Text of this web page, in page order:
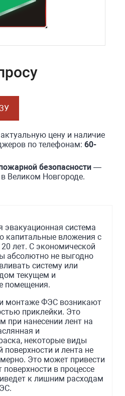
цену и наличие
по телефонам: 60-
безопасности —
Великом Новгороде.
система
капитальные вложения с
лет. С экономической
абсолютно не выгодно
систему или
текущем и
помещения.
монтаже ФЭС возникают
приклейки. Это
при нанесении лент на
и
некоторые виды
и лента не
Это может привести
в процессе
к лишним расходам